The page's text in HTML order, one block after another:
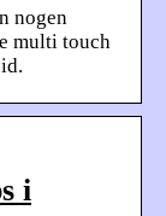
nogen
multi touch
i